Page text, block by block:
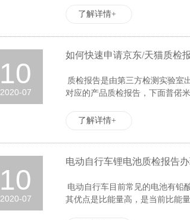
了解详情+
10
2020-07
如何快速申请京东/天猫质检
质检报告是由第三方检测实验室
对应的产品质检报告，下面普偌
了解详情+
10
2020-07
电动自行车锂电池质检报告
电动自行车目前常见的电池有铅
其优点是比能量高，是当前比能